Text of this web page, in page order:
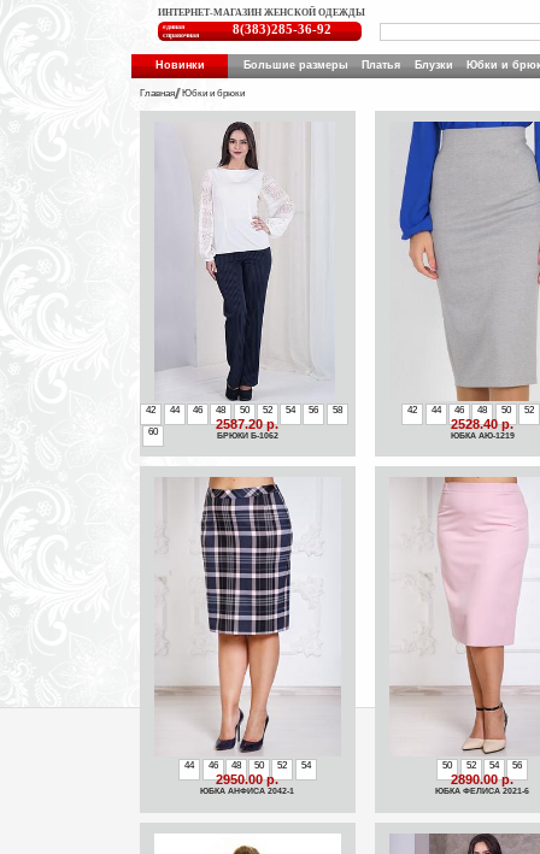
ИНТЕРНЕТ-МАГАЗИН ЖЕНСКОЙ ОДЕЖДЫ
единая
справочная
8(383)285-36-92
Новинки Большие размеры Платья Блузки Юбки и
Главная Юбки и брюки
42 44 46 48 50 52 54 56
58
60
2587.20 р.
БРЮКИ Б-1062
42 44 46 48 50 52
2528.40 р.
ЮБКА АЮ-1219
44 46 48 50 52 54
2950.00 р.
ЮБКА АНФИСА 2042-1
50 52 54 56
2890.00 р.
ЮБКА ФЕЛИСА 2021-6